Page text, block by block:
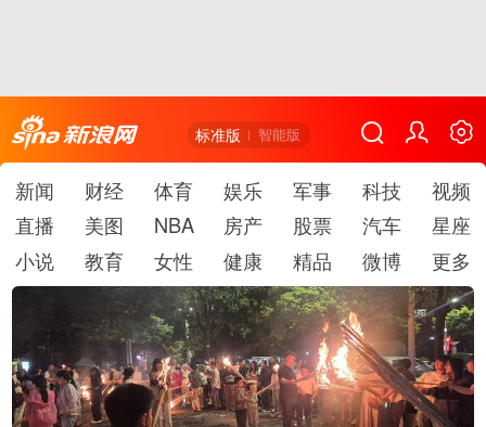
标准版 智能版
新闻 财经 体育 娱乐 军事 科技
视频
直播
美图 NBA 房产 股票 汽车
星座
小说
教育 女性 健康 精品 微博 更多